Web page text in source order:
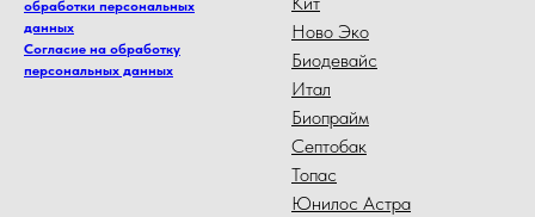
обработки персональных
данных
Согласие на обработку
персональных данных
Ново Эко
Биодевайс
Итал
Биопрайм
Септобак
Топас
Юнилос Астра